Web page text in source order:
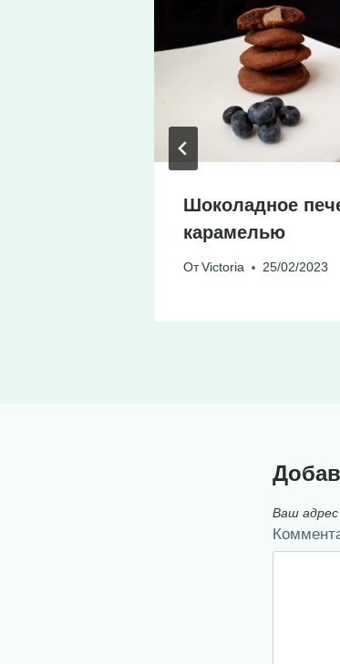
Шоколадное
карамелью
От Victoria 25/02/2023
Ваш адрес